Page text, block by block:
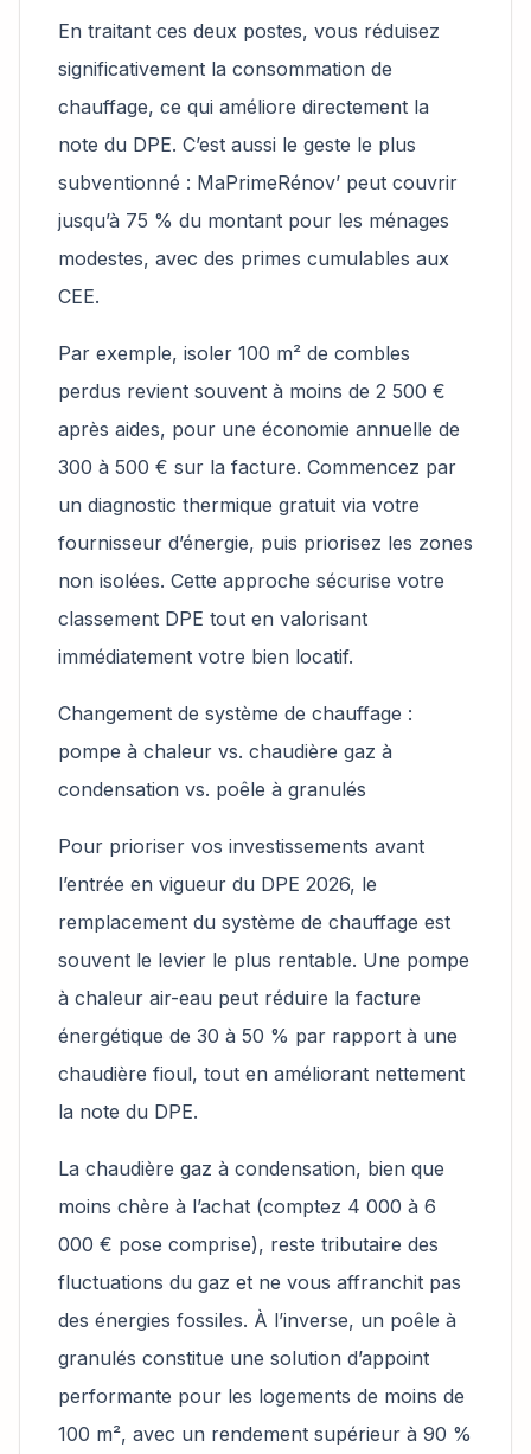
En traitant ces deux postes, vous réduisez
significativement la consommation de
chauffage, ce qui améliore directement la
note du DPE. C’est aussi le geste le plus
subventionné : MaPrimeRénov’ peut couvrir
jusqu’à 75 % du montant pour les ménages
modestes, avec des primes cumulables aux
CEE.
Par exemple, isoler 100 m² de combles
perdus revient souvent à moins de 2 500 €
après aides, pour une économie annuelle de
300 à 500 € sur la facture. Commencez par
un diagnostic thermique gratuit via votre
fournisseur d’énergie, puis priorisez les zones
non isolées. Cette approche sécurise votre
classement DPE tout en valorisant
immédiatement votre bien locatif.
Changement de système de chauffage :
pompe à chaleur vs. chaudière gaz à
condensation vs. poêle à granulés
Pour prioriser vos investissements avant
l’entrée en vigueur du DPE 2026, le
remplacement du système de chauffage est
souvent le levier le plus rentable. Une pompe
à chaleur air-eau peut réduire la facture
énergétique de 30 à 50 % par rapport à une
chaudière fioul, tout en améliorant nettement
la note du DPE.
La chaudière gaz à condensation, bien que
moins chère à l’achat (comptez 4 000 à 6
000 € pose comprise), reste tributaire des
fluctuations du gaz et ne vous affranchit pas
des énergies fossiles. À l’inverse, un poêle à
granulés constitue une solution d’appoint
performante pour les logements de moins de
100 m², avec un rendement supérieur à 90 %